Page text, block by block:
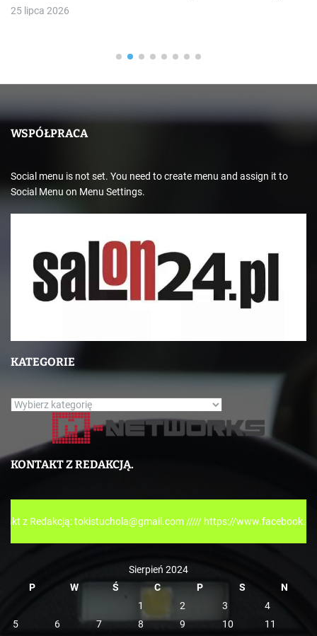
25 lipca 2026
WSPÓŁPRACA
Social menu is not set. You need to create menu and assign it to
Social Menu on Menu Settings.
KATEGORIE
K
e
i
e
KONTAKT Z REDAKCJĄ.
tokistuchola@gmail.com ///// https://www.facebook.com/
Sierpień 2024
P
W Ś C P S
N
1
2 3
4
5
6 7 8 9 10
11